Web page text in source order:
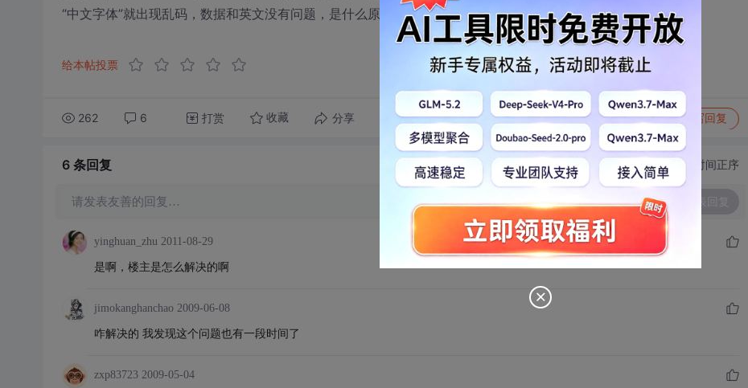
“中文字体”就出现乱码，数据和英文没有问题，是什么原因？请大家帮我解决一下。
给本帖投票
262 6 打赏 收藏 分享 转发到动态 举报 写回复
6 条回复 切换为时间正序
请发表友善的回复…
yinghuan_zhu 2011-08-29
是啊，楼主是怎么解决的啊
jimokanghanchao 2009-06-08
咋解决的 我发现这个问题也有一段时间了
zxp83723 2009-05-04